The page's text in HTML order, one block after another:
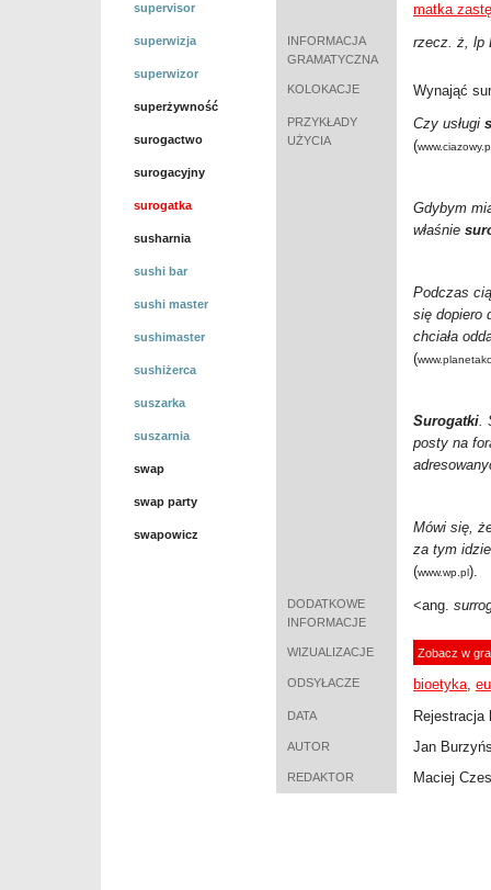
supervisor
superwizja
superwizor
superżywność
surogactwo
surogacyjny
surogatka
susharnia
sushi bar
sushi master
sushimaster
sushiżerca
suszarka
suszarnia
swap
swap party
swapowicz
matka
INFORMACJA
GRAMATYCZNA
rzecz. ż, lp
KOLOKACJE Wynająć
PRZYKŁADY
UŻYCIA
Czy usługi
(
Gdybym
właśnie
Podczas
się dopiero
chciała
(
Surogatki.
posty na
Mówi się,
za tym
(www.wp.pl).
DODATKOWE
INFORMACJE
<ang.
WIZUALIZACJE Zobacz w
ODSYŁACZE bioetyka,
DATA Rejestracja
AUTOR Jan
REDAKTOR Maciej